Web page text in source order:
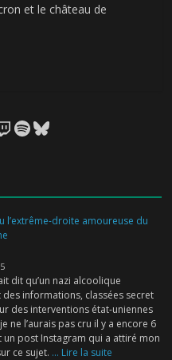
et le château de
Spotify
Bluesky
l’extrême-droite amoureuse du
dit qu’un nazi alcoolique
informations, classées secret
des interventions état-uniennes
ne l’aurais pas cru il y a encore 6
un post Instagram qui a attiré mon
ce sujet. ... Lire la suite